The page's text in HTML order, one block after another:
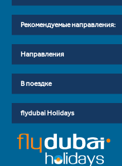
Рекомендуемые направления:
Направления
В поездке
flydubai Holidays